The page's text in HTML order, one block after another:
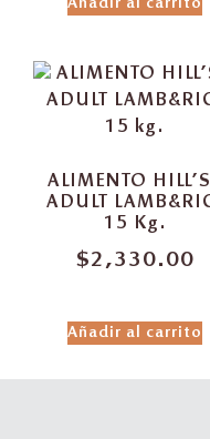
Añadir al carrito
ALIMENTO
ADULT
15 Kg.
$2,330.00
Añadir al carrito